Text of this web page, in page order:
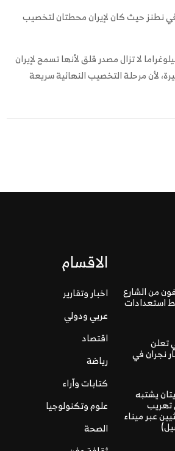
نطنز حيث كان لإيران محطتان لتخصيب
دبلوماسي غربي ثان أن "كمية اليورانيوم عالي التخصيب البالغة 440 كيلوغراما لا تزال مصدر قلق لأنها تسمح لإيران
لأن مرحلة التخصيب النهائية سريعة
من الشارع
استعدادات
تعلن
نجران في
يشتبه
تهريب
عبر ميناء
الاقسام
اخبار وتقارير
عربي ودولي
اقتصاد
رياضة
كتابات وآراء
علوم وتكنولوجيا
الصحة